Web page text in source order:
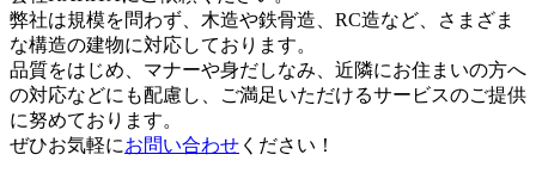
弊社は規模を問わず、木造や鉄骨造、RC造など、さまざま
な構造の建物に対応しております。
品質をはじめ、マナーや身だしなみ、近隣にお住まいの方へ
の対応などにも配慮し、ご満足いただけるサービスのご提供
に努めております。
ぜひお気軽にお問い合わせ ください！